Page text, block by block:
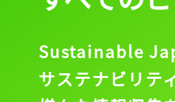
Sustainable
サステナビリテ